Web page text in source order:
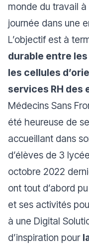
monde du travail à
journée dans une
L’objectif est à
durable entre
les cellules
services RH des
Médecins Sans
été heureuse de
accueillant dans
d’élèves de 3
octobre 2022
ont tout d’abord
et ses activités
à une Digital
d’inspiration pour